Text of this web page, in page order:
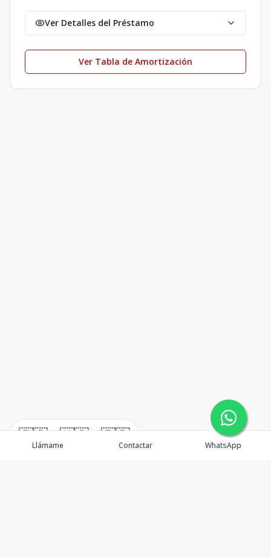
🇪🇸 🇺🇸 🇫🇷
Ver Detalles del Préstamo
Ver Tabla de Amortización
Llámame Contactar WhatsApp